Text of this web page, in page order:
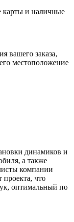
карты и наличные
вашего заказа,
местоположение
динамиков и
а также
компании
проекта, что
оптимальный по